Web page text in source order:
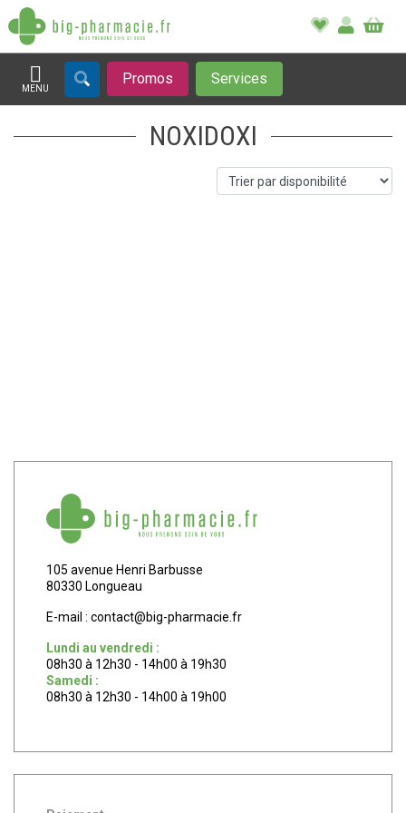
MENU
Afficher la navigation
Promos Services
NOXIDOXI
105 avenue Henri Barbusse
80330 Longueau
E-mail : contact@big-pharmacie.fr
Lundi au vendredi :
08h30 à 12h30 - 14h00 à 19h30
Samedi :
08h30 à 12h30 - 14h00 à 19h00